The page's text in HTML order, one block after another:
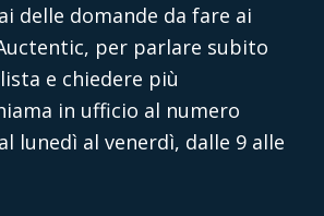
delle domande da fare ai
, per parlare subito
e chiedere più
in ufficio al numero
lunedì al venerdì, dalle 9 alle